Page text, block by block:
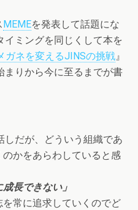
MEMEを発表して話題にな
イミングを同じくして本を
ガネを変えるJINSの挑戦』
まりから今に至るまでが書
だが、どういう組織であ
かをあらわしていると感
長できない」
常に追求していくのでど